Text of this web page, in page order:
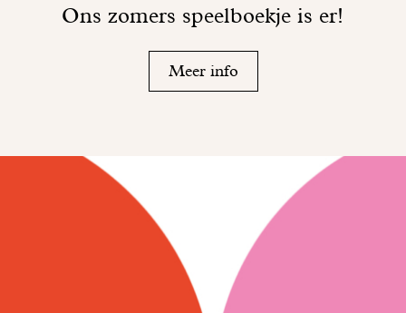
Ons zomers speelboekje is er!
Meer info